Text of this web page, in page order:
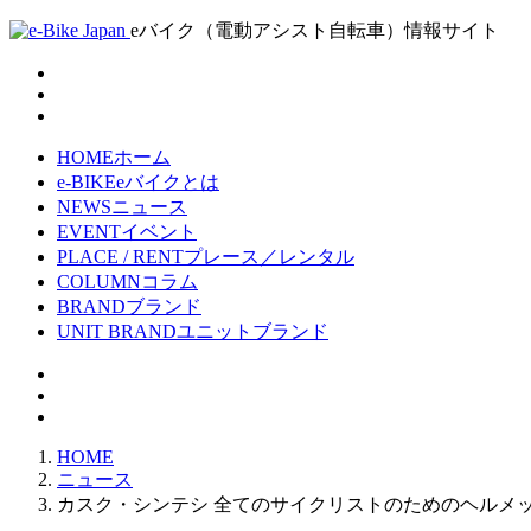
eバイク（電動アシスト自転車）情報サイト
HOMEホーム
e-BIKEeバイクとは
NEWSニュース
EVENTイベント
PLACE / RENTプレース／レンタル
COLUMNコラム
BRANDブランド
UNIT BRANDユニットブランド
HOME
ニュース
カスク・シンテシ 全てのサイクリストのためのヘルメ